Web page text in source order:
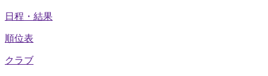
日程・結果
順位表
クラブ